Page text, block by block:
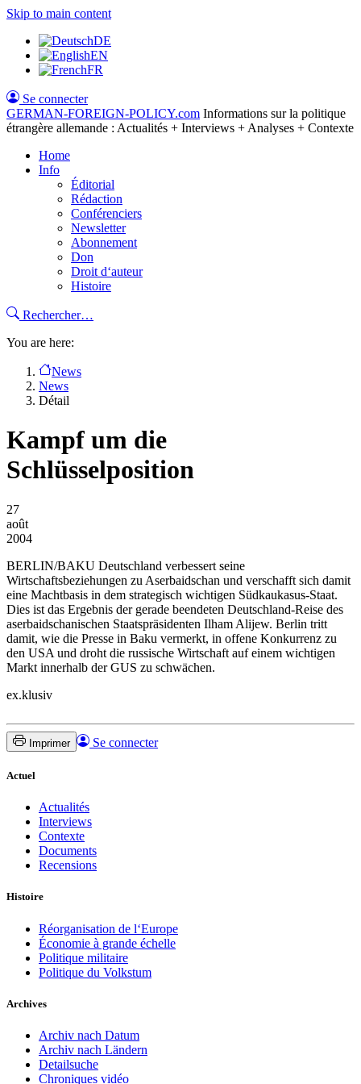
Skip to main content
DE
EN
FR
Se connecter
GERMAN-FOREIGN-POLICY.com Informations sur la politique
étrangère allemande : Actualités + Interviews + Analyses + Contexte
Home
Info
Éditorial
Rédaction
Conférenciers
Newsletter
Abonnement
Don
Droit d‘auteur
Histoire
Rechercher…
You are here:
News
News
Détail
Kampf um die
Schlüsselposition
27
août
2004
BERLIN/BAKU Deutschland verbessert seine
Wirtschaftsbeziehungen zu Aserbaidschan und verschafft sich damit
eine Machtbasis in dem strategisch wichtigen Südkaukasus-Staat.
Dies ist das Ergebnis der gerade beendeten Deutschland-Reise des
aserbaidschanischen Staatspräsidenten Ilham Alijew. Berlin tritt
damit, wie die Presse in Baku vermerkt, in offene Konkurrenz zu
den USA und droht die russische Wirtschaft auf einem wichtigen
Markt innerhalb der GUS zu schwächen.
ex.klusiv
Imprimer Se connecter
Actuel
Actualités
Interviews
Contexte
Documents
Recensions
Histoire
Réorganisation de l‘Europe
Économie à grande échelle
Politique militaire
Politique du Volkstum
Archives
Archiv nach Datum
Archiv nach Ländern
Detailsuche
Chroniques vidéo